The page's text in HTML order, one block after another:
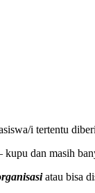
i tertentu
kupu dan masih
atau bisa